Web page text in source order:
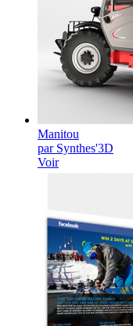
Manitou
par Synthes'3D
Voir